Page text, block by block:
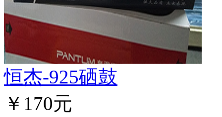
恒杰-925硒鼓
￥170元